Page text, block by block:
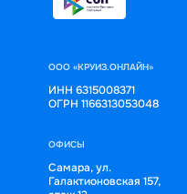
ООО «КРУИЗ.ОНЛАЙН»
ИНН 6315008371
ОГРН 1166313053048
ОФИСЫ
Самара, ул.
Галактионовская 157,